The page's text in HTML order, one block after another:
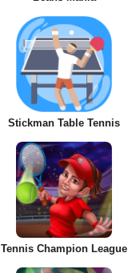
Stickman Table Tennis
Tennis Champion League